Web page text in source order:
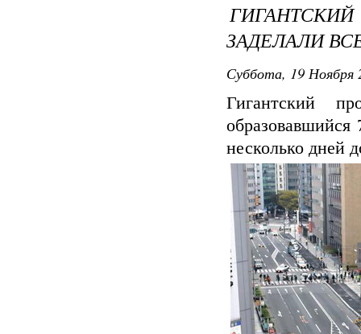
ЗАДЕЛАЛИ
Суббота, 19 Ноября
Гигантский
образовавшийся
несколько дней